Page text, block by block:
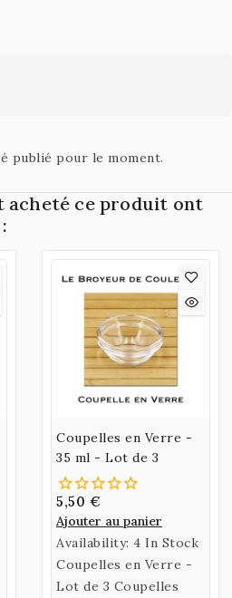
publié pour le moment.
acheté ce produit ont
Coupelles en Verre -
35 ml - Lot de 3
5,50 €
Ajouter au panier
Availability: 4 In Stock
Coupelles en Verre -
Lot de 3 Coupelles